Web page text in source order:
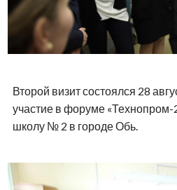
Второй визит состоялся 28
участие в форуме «Технопром-
школу № 2 в городе Обь.